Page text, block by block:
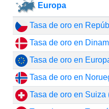
Europa
Tasa de oro en
Tasa de oro en
Tasa de oro en
Tasa de oro en
Tasa de oro en Suiza